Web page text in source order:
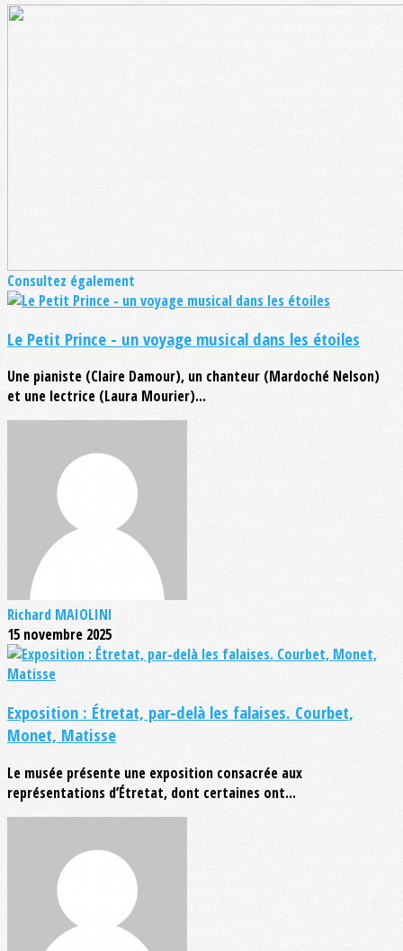
Consultez également
Le Petit Prince - un voyage musical dans les étoiles
Une pianiste (Claire Damour), un chanteur (Mardoché Nelson)
et une lectrice (Laura Mourier)...
Richard MAIOLINI
15 novembre 2025
Exposition : Étretat, par-delà les falaises. Courbet,
Monet, Matisse
Le musée présente une exposition consacrée aux
représentations d’Étretat, dont certaines ont...